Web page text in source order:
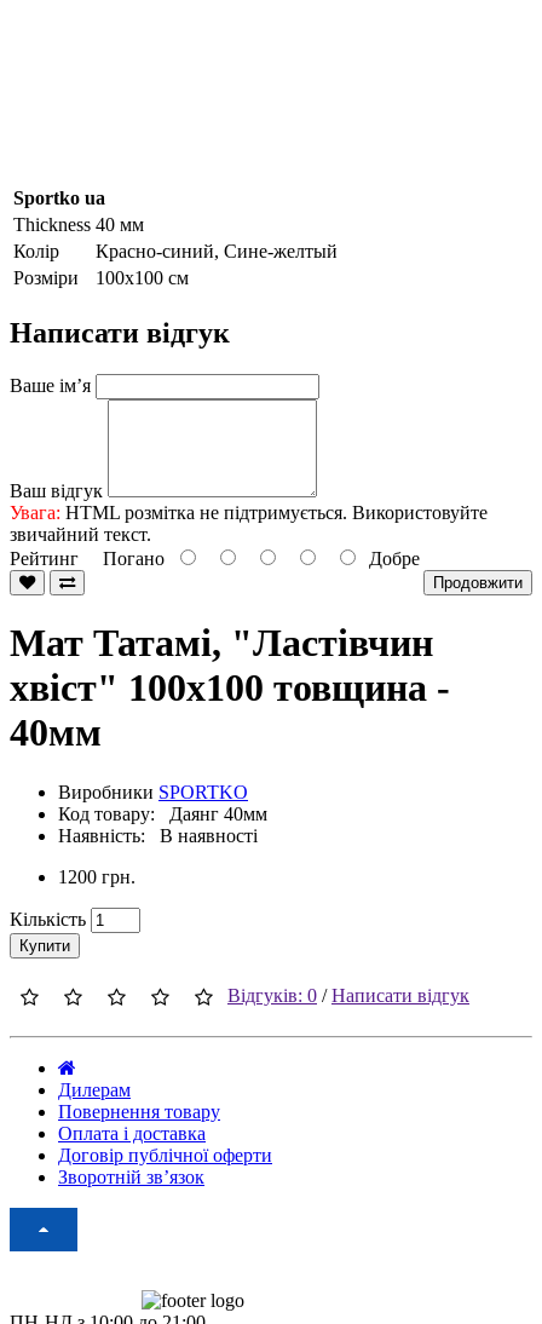
Sportko ua
Thickness 40 мм
Колір
Красно-синий, Сине-желтый
Розміри
100х100 см
Написати відгук
Ваше ім’я
Ваш відгук
Увага: HTML розмітка не підтримується. Використовуйте
звичайний текст.
Рейтинг Погано Добре
Продовжити
Мат Татамі, "Ластівчин
хвіст" 100х100 товщина -
40мм
Виробники SPORTKO
Код товару: Даянг 40мм
Наявність: В наявності
1200 грн.
Кількість
Купити
Відгуків: 0 /Написати відгук
Дилерам
Повернення товару
Оплата і доставка
Договір публічної оферти
Зворотній зв’язок